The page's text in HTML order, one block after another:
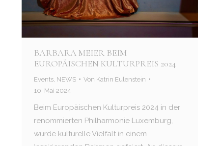
BARBARA MEIER BEIM
EUROPÄISCHEN KULTURPREIS 2024
Events, NEWS Von Katrin Eulenstein
10. Mai 2024
Beim Europäischen Kulturpreis 2024 in der
renommierten Philharmonie Luxemburg,
wurde kulturelle Vielfalt in einem